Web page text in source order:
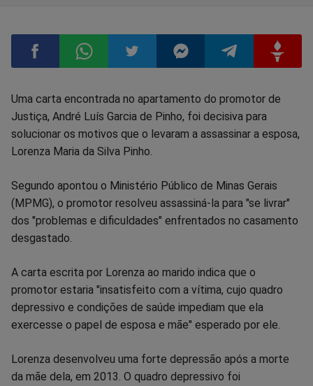
Compartilhar
no
Compartilhar
no
Compartilhar
no
Compartilhar
no
Compartilhar
no
no
Uma carta encontrada no apartamento do promotor de
Justiça, André Luís Garcia de Pinho, foi decisiva para
solucionar os motivos que o levaram a assassinar a esposa,
Lorenza Maria da Silva Pinho.
Segundo apontou o Ministério Público de Minas Gerais
(MPMG), o promotor resolveu assassiná-la para "se livrar"
dos "problemas e dificuldades" enfrentados no casamento
desgastado.
A carta escrita por Lorenza ao marido indica que o
promotor estaria "insatisfeito com a vítima, cujo quadro
depressivo e condições de saúde impediam que ela
exercesse o papel de esposa e mãe" esperado por ele.
Lorenza desenvolveu uma forte depressão após a morte
da mãe dela, em 2013. O quadro depressivo foi